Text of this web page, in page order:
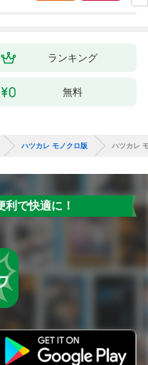
ランキング
無料
ハツカレ モノクロ版 ハツカレ
利で快適に！